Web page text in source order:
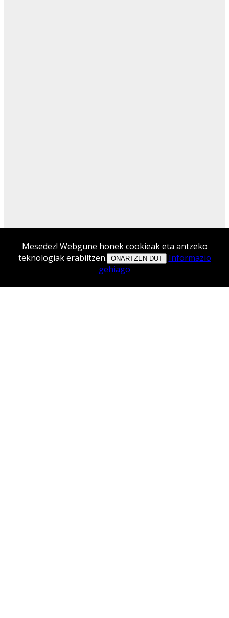
Mesedez! Webgune honek cookieak eta antzeko
teknologiak erabiltzen. ONARTZEN DUT
Informazio
gehiago